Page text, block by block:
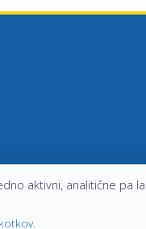
aktivni, analitične pa